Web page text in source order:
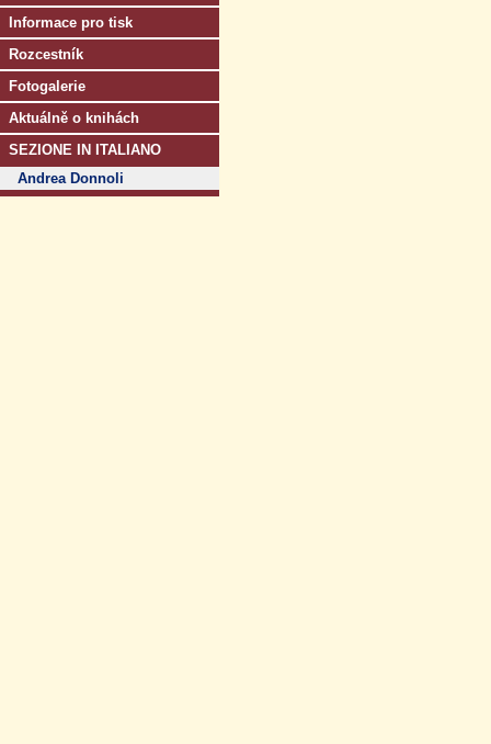
Informace pro tisk
Rozcestník
Fotogalerie
Aktuálně o knihách
SEZIONE IN ITALIANO
Andrea Donnoli